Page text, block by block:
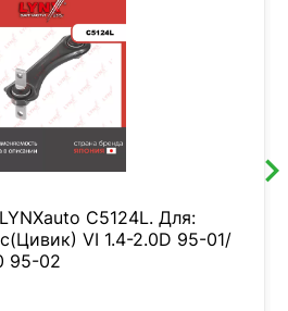
C5124L. Для:
VI 1.4-2.0D 95-01/
95-02